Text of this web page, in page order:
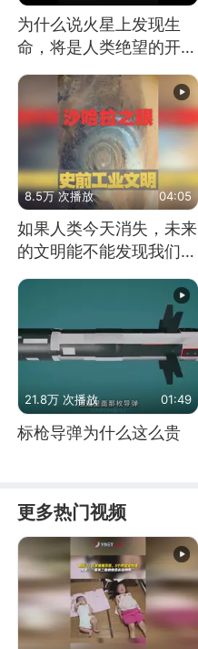
为什么说火星上发现生
命，将是人类绝望的开
始？
8.5万 次播放 04:05
如果人类今天消失，未来
的文明能不能发现我们存
21.8万 次播放 01:49
标枪导弹为什么这么贵
更多热门视频